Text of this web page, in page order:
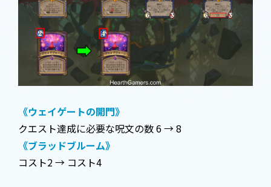
《ウェイゲートの開門》
クエスト達成に必要な呪文の数 6 → 8
《ブラッドブルーム》
コスト2 → コスト4